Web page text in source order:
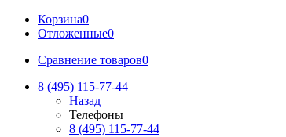
Корзина0
Отложенные0
Сравнение товаров0
8 (495) 115-77-44
Назад
Телефоны
8 (495) 115-77-44